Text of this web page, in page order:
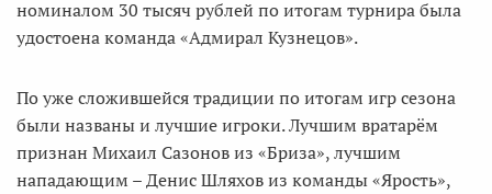
номиналом 30 тысяч рублей по итогам турнира была
удостоена команда «Адмирал Кузнецов».
По уже сложившейся традиции по итогам игр сезона
были названы и лучшие игроки. Лучшим вратарём
признан Михаил Сазонов из «Бриза», лучшим
нападающим – Денис Шляхов из команды «Ярость»,